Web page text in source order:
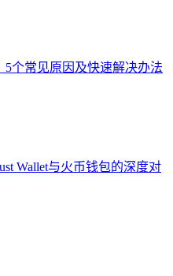
5个常见原因及快速解决办法
Wallet与火币钱包的深度对